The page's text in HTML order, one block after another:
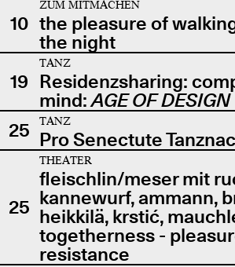
10
ZUM MITMACHEN
the pleasure of
the night
19
TANZ
Residenzsharing:
mind:AGE OF DESIGN
25
TANZ
Pro Senectute
25
THEATER
fleischlin/meser mit
kannewurf, ammann,
heikkilä, krstić,
togetherness -
resistance